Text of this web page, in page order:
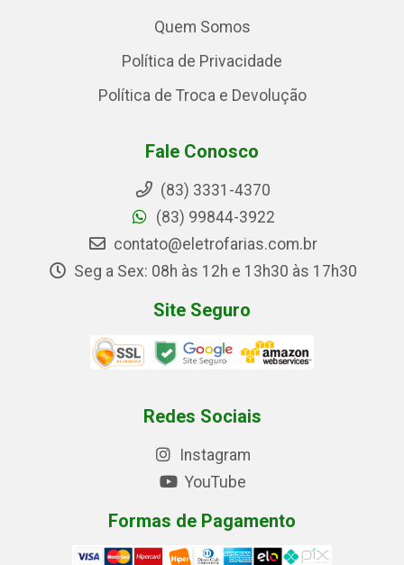
Quem Somos
Política de Privacidade
Política de Troca e Devolução
Fale Conosco
(83) 3331-4370
(83) 99844-3922
contato@eletrofarias.com.br
Seg a Sex: 08h às 12h e 13h30 às 17h30
Site Seguro
Redes Sociais
Instagram
YouTube
Formas de Pagamento